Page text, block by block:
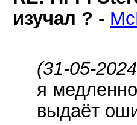
изучал ? -
(31-05-
я
выдаёт